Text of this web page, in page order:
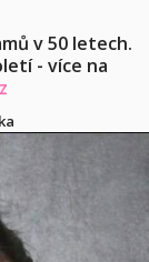
v 50 letech.
- více na